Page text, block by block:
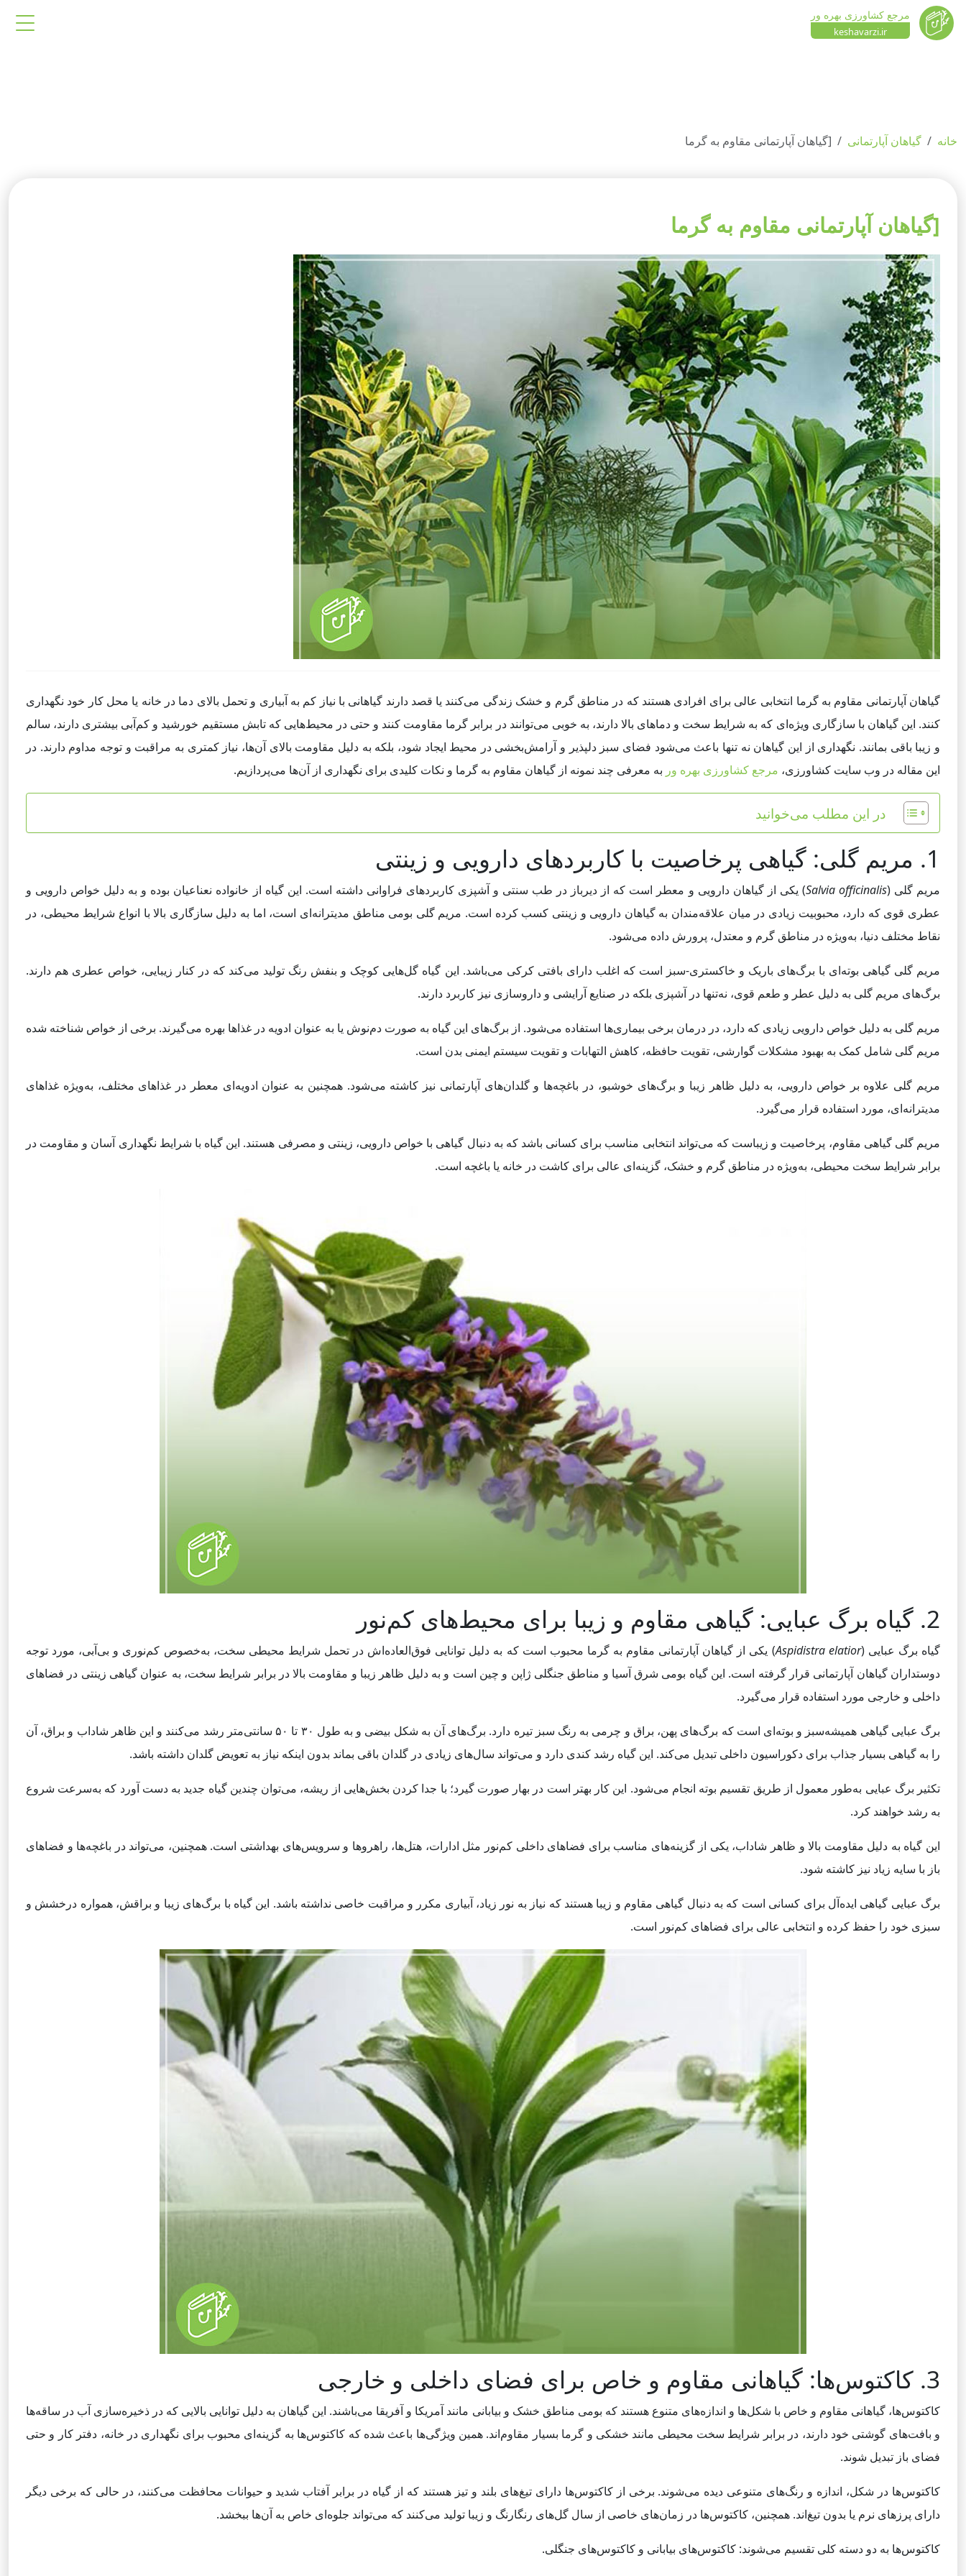
مرجع کشاورزی بهره ور
keshavarzi.ir
خانه گیاهان آپارتمانی [گیاهان آپارتمانی مقاوم به گرما
[گیاهان آپارتمانی مقاوم به گرما
گیاهان آپارتمانی مقاوم به گرما انتخابی عالی برای افرادی هستند که در مناطق گرم و خشک زندگی می‌کنند یا قصد دارند گیاهانی با نیاز کم به آبیاری و تحمل بالای دما در خانه یا محل کار خود نگهداری
کنند. این گیاهان با سازگاری ویژه‌ای که به شرایط سخت و دماهای بالا دارند، به خوبی می‌توانند در برابر گرما مقاومت کنند و حتی در محیط‌هایی که تابش مستقیم خورشید و کم‌آبی بیشتری دارند، سالم
و زیبا باقی بمانند. نگهداری از این گیاهان نه تنها باعث می‌شود فضای سبز دلپذیر و آرامش‌بخشی در محیط ایجاد شود، بلکه به دلیل مقاومت بالای آن‌ها، نیاز کمتری به مراقبت و توجه مداوم دارند. در
این مقاله در وب سایت کشاورزی، مرجع کشاورزی بهره ور به معرفی چند نمونه از گیاهان مقاوم به گرما و نکات کلیدی برای نگهداری از آن‌ها می‌پردازیم.
در این مطلب می‌خوانید
1. مریم گلی: گیاهی پرخاصیت با کاربردهای دارویی و زینتی
مریم گلی (Salvia officinalis) یکی از گیاهان دارویی و معطر است که از دیرباز در طب سنتی و آشپزی کاربردهای فراوانی داشته است. این گیاه از خانواده نعناعیان بوده و به دلیل خواص دارویی و
عطری قوی که دارد، محبوبیت زیادی در میان علاقه‌مندان به گیاهان دارویی و زینتی کسب کرده است. مریم گلی بومی مناطق مدیترانه‌ای است، اما به دلیل سازگاری بالا با انواع شرایط محیطی، در
نقاط مختلف دنیا، به‌ویژه در مناطق گرم و معتدل، پرورش داده می‌شود.
مریم گلی گیاهی بوته‌ای با برگ‌های باریک و خاکستری-سبز است که اغلب دارای بافتی کرکی می‌باشد. این گیاه گل‌هایی کوچک و بنفش رنگ تولید می‌کند که در کنار زیبایی، خواص عطری هم دارند.
برگ‌های مریم گلی به دلیل عطر و طعم قوی، نه‌تنها در آشپزی بلکه در صنایع آرایشی و داروسازی نیز کاربرد دارند.
مریم گلی به دلیل خواص دارویی زیادی که دارد، در درمان برخی بیماری‌ها استفاده می‌شود. از برگ‌های این گیاه به صورت دم‌نوش یا به عنوان ادویه در غذاها بهره می‌گیرند. برخی از خواص شناخته شده
مریم گلی شامل کمک به بهبود مشکلات گوارشی، تقویت حافظه، کاهش التهابات و تقویت سیستم ایمنی بدن است.
مریم گلی علاوه بر خواص دارویی، به دلیل ظاهر زیبا و برگ‌های خوشبو، در باغچه‌ها و گلدان‌های آپارتمانی نیز کاشته می‌شود. همچنین به عنوان ادویه‌ای معطر در غذاهای مختلف، به‌ویژه غذاهای
مدیترانه‌ای، مورد استفاده قرار می‌گیرد.
مریم گلی گیاهی مقاوم، پرخاصیت و زیباست که می‌تواند انتخابی مناسب برای کسانی باشد که به دنبال گیاهی با خواص دارویی، زینتی و مصرفی هستند. این گیاه با شرایط نگهداری آسان و مقاومت در
برابر شرایط سخت محیطی، به‌ویژه در مناطق گرم و خشک، گزینه‌ای عالی برای کاشت در خانه یا باغچه است.
2. گیاه برگ عبایی: گیاهی مقاوم و زیبا برای محیط‌های کم‌نور
گیاه برگ عبایی (Aspidistra elatior) یکی از گیاهان آپارتمانی مقاوم به گرما محبوب است که به دلیل توانایی فوق‌العاده‌اش در تحمل شرایط محیطی سخت، به‌خصوص کم‌نوری و بی‌آبی، مورد توجه
دوستداران گیاهان آپارتمانی قرار گرفته است. این گیاه بومی شرق آسیا و مناطق جنگلی ژاپن و چین است و به دلیل ظاهر زیبا و مقاومت بالا در برابر شرایط سخت، به عنوان گیاهی زینتی در فضاهای
داخلی و خارجی مورد استفاده قرار می‌گیرد.
برگ عبایی گیاهی همیشه‌سبز و بوته‌ای است که برگ‌های پهن، براق و چرمی به رنگ سبز تیره دارد. برگ‌های آن به شکل بیضی و به طول ۳۰ تا ۵۰ سانتی‌متر رشد می‌کنند و این ظاهر شاداب و براق، آن
را به گیاهی بسیار جذاب برای دکوراسیون داخلی تبدیل می‌کند. این گیاه رشد کندی دارد و می‌تواند سال‌های زیادی در گلدان باقی بماند بدون اینکه نیاز به تعویض گلدان داشته باشد.
تکثیر برگ عبایی به‌طور معمول از طریق تقسیم بوته انجام می‌شود. این کار بهتر است در بهار صورت گیرد؛ با جدا کردن بخش‌هایی از ریشه، می‌توان چندین گیاه جدید به دست آورد که به‌سرعت شروع
به رشد خواهند کرد.
این گیاه به دلیل مقاومت بالا و ظاهر شاداب، یکی از گزینه‌های مناسب برای فضاهای داخلی کم‌نور مثل ادارات، هتل‌ها، راهروها و سرویس‌های بهداشتی است. همچنین، می‌تواند در باغچه‌ها و فضاهای
باز با سایه زیاد نیز کاشته شود.
برگ عبایی گیاهی ایده‌آل برای کسانی است که به دنبال گیاهی مقاوم و زیبا هستند که نیاز به نور زیاد، آبیاری مکرر و مراقبت خاصی نداشته باشد. این گیاه با برگ‌های زیبا و براقش، همواره درخشش و
سبزی خود را حفظ کرده و انتخابی عالی برای فضاهای کم‌نور است.
3. کاکتوس‌ها: گیاهانی مقاوم و خاص برای فضای داخلی و خارجی
کاکتوس‌ها، گیاهانی مقاوم و خاص با شکل‌ها و اندازه‌های متنوع هستند که بومی مناطق خشک و بیابانی مانند آمریکا و آفریقا می‌باشند. این گیاهان به دلیل توانایی بالایی که در ذخیره‌سازی آب در ساقه‌ها
و بافت‌های گوشتی خود دارند، در برابر شرایط سخت محیطی مانند خشکی و گرما بسیار مقاوم‌اند. همین ویژگی‌ها باعث شده که کاکتوس‌ها به گزینه‌ای محبوب برای نگهداری در خانه، دفتر کار و حتی
فضای باز تبدیل شوند.
کاکتوس‌ها در شکل، اندازه و رنگ‌های متنوعی دیده می‌شوند. برخی از کاکتوس‌ها دارای تیغ‌های بلند و تیز هستند که از گیاه در برابر آفتاب شدید و حیوانات محافظت می‌کنند، در حالی که برخی دیگر
دارای پرزهای نرم یا بدون تیغ‌اند. همچنین، کاکتوس‌ها در زمان‌های خاصی از سال گل‌های رنگارنگ و زیبا تولید می‌کنند که می‌تواند جلوه‌ای خاص به آن‌ها ببخشد.
کاکتوس‌ها به دو دسته کلی تقسیم می‌شوند: کاکتوس‌های بیابانی و کاکتوس‌های جنگلی.